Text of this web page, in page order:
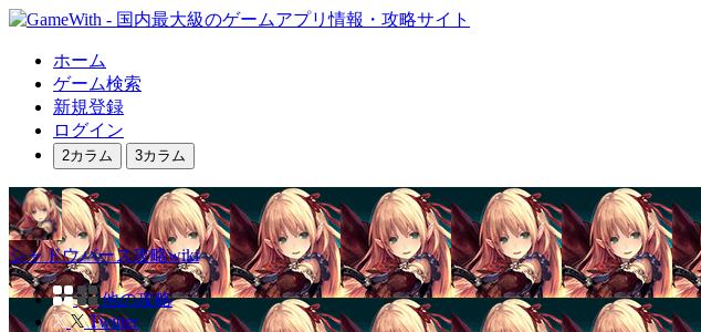
ホーム
ゲーム検索
新規登録
ログイン
2カラム 3カラム
シャドウバース攻略wiki
他の攻略
Twitter